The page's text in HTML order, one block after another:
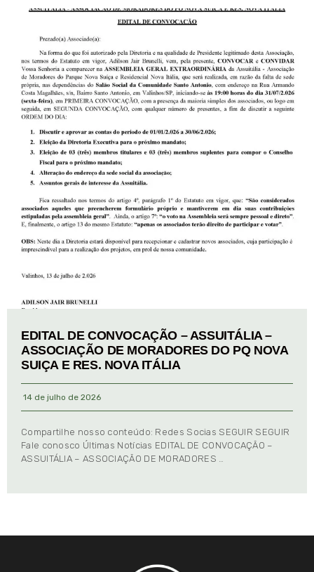
EDITAL DE CONVOCAÇÃO – ASSUITÁLIA –
ASSOCIAÇÃO DE MORADORES DO PQ NOVA
SUIÇA E RES. NOVA ITÁLIA
14 de julho de 2026
Compartilhe nosso conteúdo: Redes Socias SEGUIR SEGUIR
Fale conosco Últimas Notícias EDITAL DE CONVOCAÇÃO –
ASSUITÁLIA – ASSOCIAÇÃO DE MORADORES …